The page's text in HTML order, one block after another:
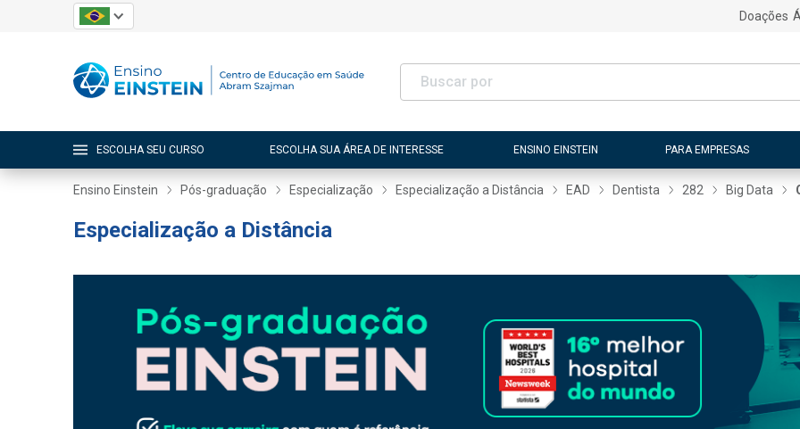
Doações
ESCOLHA SEU CURSO ESCOLHA SUA ÁREA DE INTERESSE ENSINO EINSTEIN PARA EMPRESAS
Ensino Einstein Pós-graduação Especialização Especialização a Distância EAD Dentista 282 Big Data
Especialização a Distância